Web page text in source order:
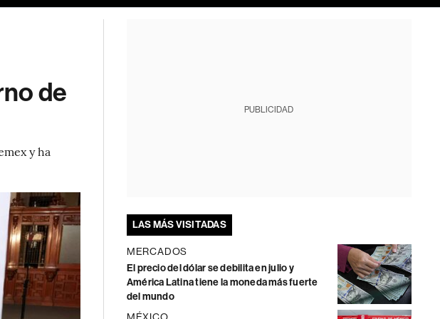
de
y ha
PUBLICIDAD
LAS MÁS VISITADAS
MERCADOS
El precio del dólar se debilita en julio y
América Latina tiene la moneda más fuerte
del mundo